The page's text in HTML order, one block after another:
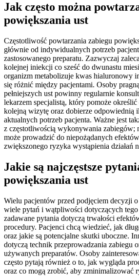
Jak często można
powiększania ust
Częstotliwość powtarzania zabiegu
głównie od indywidualnych potrzeb
zastosowanego preparatu. Zazwyczaj
kolejnej iniekcji co sześć do dwunastu
organizm metabolizuje kwas hialuronowy
się różnić między pacjentami. Osoby
pełniejszych ust powinny regularnie
lekarzem specjalistą, który pomoże
kolejną wizytę oraz dobierze odpowiednią
aktualnych potrzeb pacjenta. Ważne jest
z częstotliwością wykonywania zabiegów;
może prowadzić do niepożądanych
zwiększonego ryzyka wystąpienia działań
Jakie są najczęstsze
powiększania ust
Wielu pacjentów przed podjęciem decyzji
wiele pytań i wątpliwości dotyczących
zadawane pytania dotyczą trwałości
procedury. Pacjenci chcą wiedzieć, jak
oraz jakie są potencjalne skutki uboczne.
dotyczą technik przeprowadzania zabiegu
używanych preparatów. Osoby
często pytają również o to, jak wygląda
oraz co mogą zrobić, aby zminimalizować